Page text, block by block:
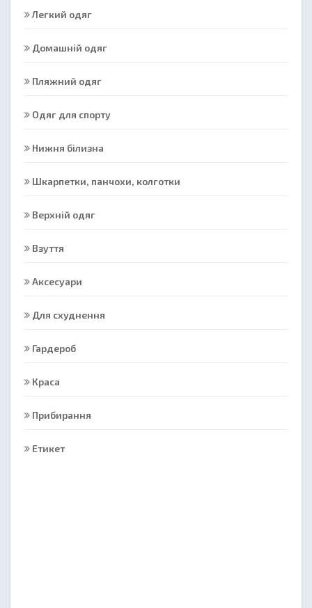
Легкий одяг
Домашній одяг
Пляжний одяг
Одяг для спорту
Нижня білизна
Шкарпетки, панчохи, колготки
Верхній одяг
Взуття
Аксесуари
Для схуднення
Гардероб
Краса
Прибирання
Етикет